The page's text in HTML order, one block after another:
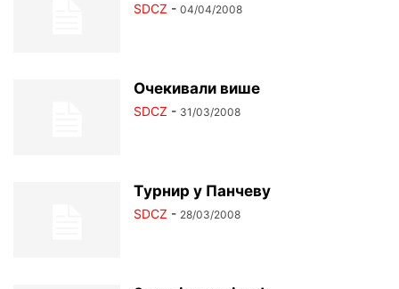
SDCZ - 04/04/2008
Очекивали више
SDCZ - 31/03/2008
Tурнир у Панчеву
SDCZ - 28/03/2008